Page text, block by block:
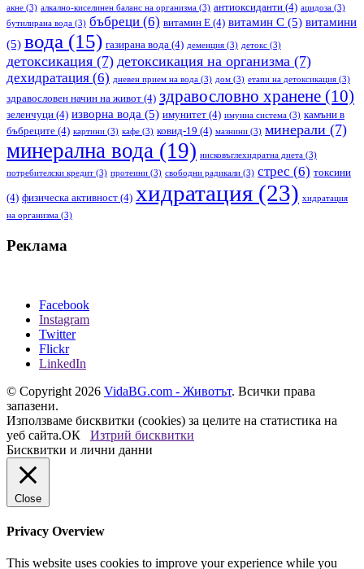
акне (3) алкално-киселинен баланс на организма (3) антиоксиданти (4) ацидоза (3)
бутилирана вода (3) бъбреци (6) витамин Е (4) витамин С (5) витамини
(5) вода (15) газирана вода (4) деменция (3) детокс (3)
детоксикация (7) детоксикация на организма (7)
дехидратация (6) дневен прием на вода (3) дом (3) етапи на детоксикация (3)
здравословен начин на живот (4) здравословно хранене (10)
зеленчуци (4) изворна вода (5) имунитет (4) имунна система (3) камъни в
бъбреците (4) картини (3) кафе (3) ковид-19 (4) мазнини (3) минерали (7)
минерална вода (19) нисковъглехидратна диета (3)
потребителски кредит (3) протеини (3) свободни радикали (3) стрес (6) токсини
(4) физическа активност (4) хидратация (23) хидратация
на организма (3)
Реклама
Facebook
Instagram
Twitter
Flickr
LinkedIn
© Copyright 2026 VidaBG.com - Животът. Всички права
запазени.
Използваме бисквитки (cookies) за целите на статистика на
уеб сайта.ОК
Изтрий бисквитки
Бисквитки и лични данни
Close
Privacy Overview
This website uses cookies to improve your experience while you